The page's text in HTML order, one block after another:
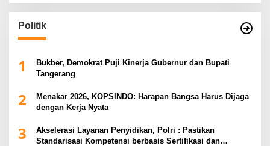
Politik
1
Bukber, Demokrat Puji Kinerja Gubernur dan Bupati
Tangerang
2
Menakar 2026, KOPSINDO: Harapan Bangsa Harus Dijaga
dengan Kerja Nyata
3
Akselerasi Layanan Penyidikan, Polri : Pastikan
Standarisasi Kompetensi berbasis Sertifikasi dan